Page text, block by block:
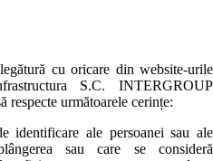
cu oricare din website-urile
S.C. INTERGROUP
următoarele cerințe:
identificare ale persoanei sau ale
sau care se consideră